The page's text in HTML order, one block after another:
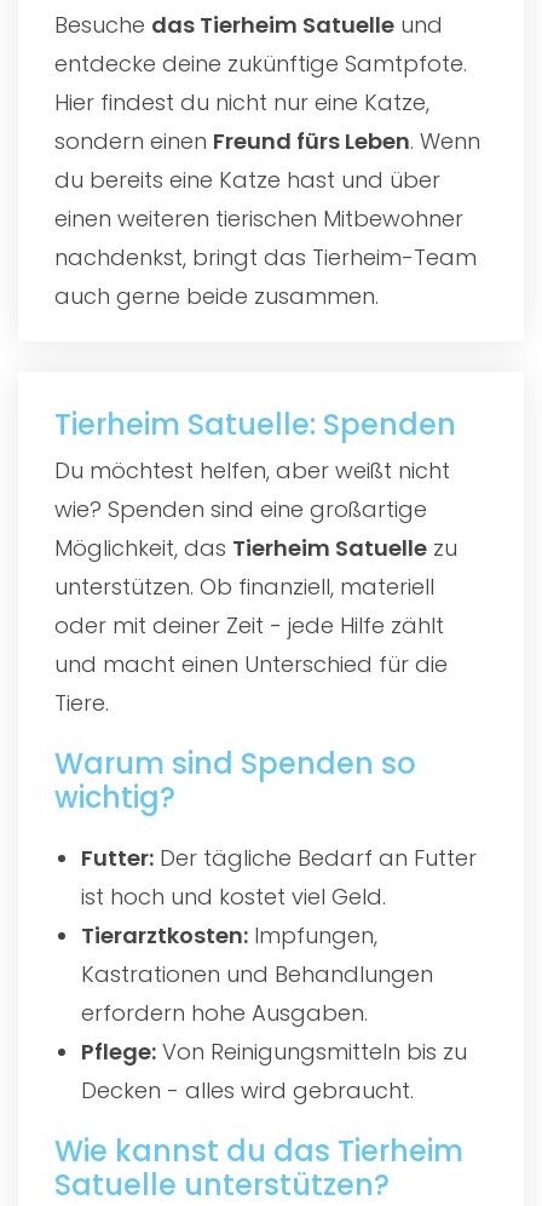
Besuche das Tierheim Satuelle und
entdecke deine zukünftige Samtpfote.
Hier findest du nicht nur eine Katze,
sondern einen Freund fürs Leben. Wenn
du bereits eine Katze hast und über
einen weiteren tierischen Mitbewohner
nachdenkst, bringt das Tierheim-Team
auch gerne beide zusammen.
Tierheim Satuelle: Spenden
Du möchtest helfen, aber weißt nicht
wie? Spenden sind eine großartige
Möglichkeit, das Tierheim Satuelle zu
unterstützen. Ob finanziell, materiell
oder mit deiner Zeit - jede Hilfe zählt
und macht einen Unterschied für die
Tiere.
Warum sind Spenden so
wichtig?
Futter: Der tägliche Bedarf an Futter
ist hoch und kostet viel Geld.
Tierarztkosten: Impfungen,
Kastrationen und Behandlungen
erfordern hohe Ausgaben.
Pflege: Von Reinigungsmitteln bis zu
Decken - alles wird gebraucht.
Wie kannst du das Tierheim
Satuelle unterstützen?